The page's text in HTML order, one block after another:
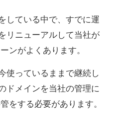
している中で、すでに運
リニューアルして当社が
ンがよくあります。
使っているままで継続し
ドメインを当社の管理に
をする必要があります。